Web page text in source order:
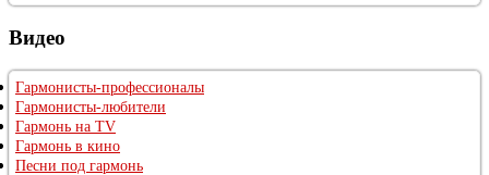
Видео
Гармонисты-профессионалы
Гармонисты-любители
Гармонь на TV
Гармонь в кино
Песни под гармонь